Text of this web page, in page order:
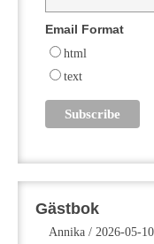
Email Format
html
text
Gästbok
Annika / 2026-05-10